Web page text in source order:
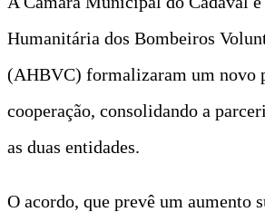
Humanitária dos Bombeiros
(AHBVC) formalizaram um novo
cooperação, consolidando a
as duas entidades.
O acordo, que prevê um aumento